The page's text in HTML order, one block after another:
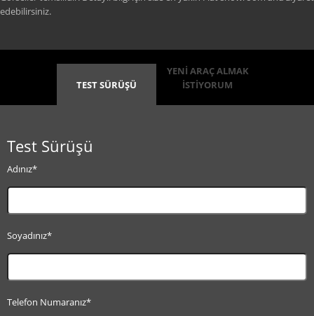
edebilirsiniz.
TEST SÜRÜŞÜ
YENİ ARAÇ ALMAK
İSTİYORUM
Test Sürüşü
Adınız*
Soyadınız*
Telefon Numaranız*